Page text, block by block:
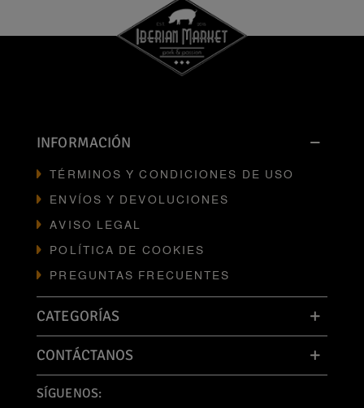
INFORMACIÓN
TÉRMINOS Y CONDICIONES DE USO
ENVÍOS Y DEVOLUCIONES
AVISO LEGAL
POLÍTICA DE COOKIES
PREGUNTAS FRECUENTES
CATEGORÍAS
CONTÁCTANOS
SÍGUENOS: